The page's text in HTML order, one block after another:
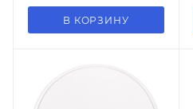
В КОРЗИНУ